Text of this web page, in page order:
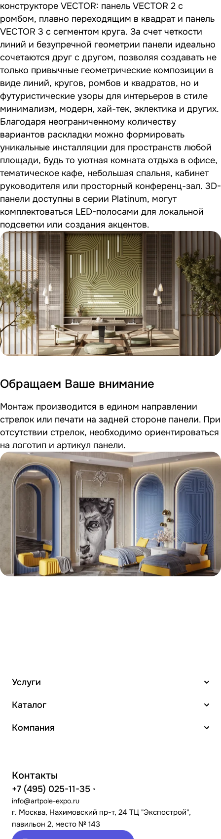
конструкторе VECTOR: панель VECTOR 2 c
ромбом, плавно переходящим в квадрат и панель
VECTOR 3 с сегментом круга. За счет четкости
линий и безупречной геометрии панели идеально
сочетаются друг с другом, позволяя создавать не
только привычные геометрические композиции в
виде линий, кругов, ромбов и квадратов, но и
футуристические узоры для интерьеров в стиле
минимализм, модерн, хай-тек, эклектика и других.
Благодаря неограниченному количеству
вариантов раскладки можно формировать
уникальные инсталляции для пространств любой
площади, будь то уютная комната отдыха в офисе,
тематическое кафе, небольшая спальня, кабинет
руководителя или просторный конференц-зал. 3D-
панели доступны в серии Platinum, могут
комплектоваться LED-полосами для локальной
подсветки или создания акцентов.
Обращаем Ваше внимание
Монтаж производится в едином направлении
стрелок или печати на задней стороне панели. При
отсутствии стрелок, необходимо ориентироваться
на логотип и артикул панели.
Услуги
Каталог
Компания
Контакты
+7 (495) 025-11-35
info@artpole-expo.ru
г. Москва, Нахимовский пр-т, 24 ТЦ "Экспострой",
павильон 2, место № 143